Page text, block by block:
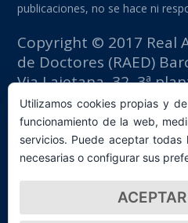
publicaciones, no se hace ni
Copyright © 2017 Real
de Doctores (RAED)
Via Laietana, 32, 3ª
Edificio Fomento del
08003 Barcelona
tlf: +34 93 667 40 54
Contacto y suscripción
Política de privacidad
Utilizamos cookies propias y
funcionamiento de la web,
servicios. Puede aceptar todas
necesarias o configurar sus